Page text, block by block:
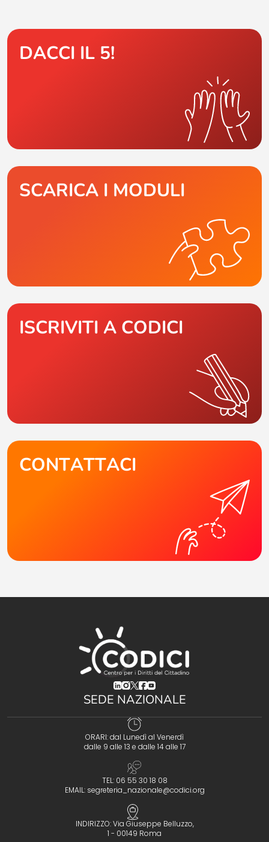
DACCI IL 5!
SCARICA I MODULI
ISCRIVITI A CODICI
CONTATTACI
(opens in a new tab)
(opens in a new tab)
(opens in a new tab)
(opens in a new tab)
(opens in a new tab)
SEDE NAZIONALE
ORARI: dal Lunedì al Venerdì
dalle 9 alle 13 e dalle 14 alle 17
TEL: 06 55 30 18 08
EMAIL: segreteria_nazionale@codici.org
INDIRIZZO: Via Giuseppe Belluzzo,
1 - 00149 Roma